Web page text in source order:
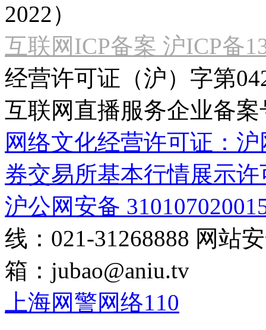
2022）
互联网ICP备案 沪ICP备
经营许可证（沪）字第
互联网直播服务企业备案
网络文化经营许可证：
券交易所基本行情展示许
沪公网安备
线：021-31268888 网站
箱： jubao@aniu.tv
上海网警网络110